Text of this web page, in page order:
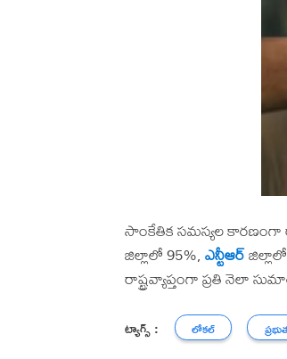
సాంకేతిక సమస్యల కారణంగా
జిల్లాలో 95%,ఎన్టీఆర్
రాష్ట్రవ్యాప్తంగా ప్రతి నెలా
ట్యాగ్స్ : లోకల్